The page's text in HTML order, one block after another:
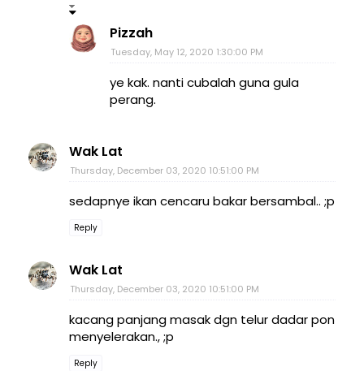
Pizzah
Tuesday, May 12, 2020 1:30:00 PM
ye kak. nanti cubalah guna gula
perang.
Wak Lat
Thursday, December 03, 2020 10:51:00 PM
sedapnye ikan cencaru bakar bersambal.. ;p
Reply
Wak Lat
Thursday, December 03, 2020 10:51:00 PM
kacang panjang masak dgn telur dadar pon
menyelerakan., ;p
Reply